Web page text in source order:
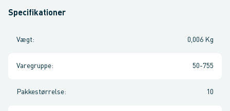
Specifikationer
Vægt: 0,006 Kg
Varegruppe: 50-755
Pakkestørrelse: 10